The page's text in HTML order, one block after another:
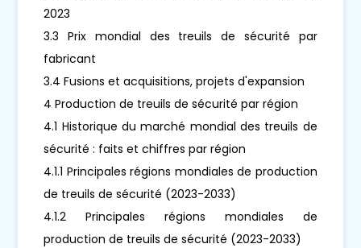
2023
3.3 Prix mondial des treuils de sécurité par
fabricant
3.4 Fusions et acquisitions, projets d'expansion
4 Production de treuils de sécurité par région
4.1 Historique du marché mondial des treuils de
sécurité : faits et chiffres par région
4.1.1 Principales régions mondiales de production
de treuils de sécurité (2023-2033)
4.1.2 Principales régions mondiales de
production de treuils de sécurité (2023-2033)